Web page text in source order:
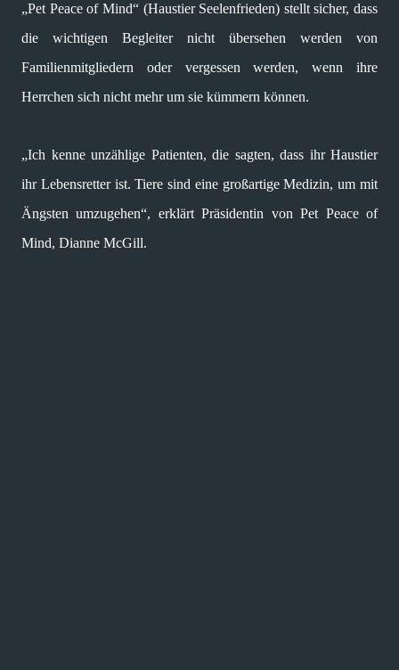
„Pet Peace of Mind“ (Haustier Seelenfrieden) stellt sicher, dass
die wichtigen Begleiter nicht übersehen werden von
Familienmitgliedern oder vergessen werden, wenn ihre
Herrchen sich nicht mehr um sie kümmern können.
„Ich kenne unzählige Patienten, die sagten, dass ihr Haustier
ihr Lebensretter ist. Tiere sind eine großartige Medizin, um mit
Ängsten umzugehen“, erklärt Präsidentin von Pet Peace of
Mind, Dianne McGill.